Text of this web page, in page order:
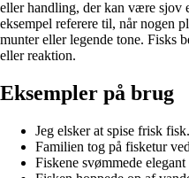
eller handling, der kan være sjov
eksempel referere til, når nogen
munter eller legende tone. Fisks
eller reaktion.
Eksempler på brug
Jeg elsker at spise frisk fisk.
Familien tog på fisketur
Fiskene svømmede